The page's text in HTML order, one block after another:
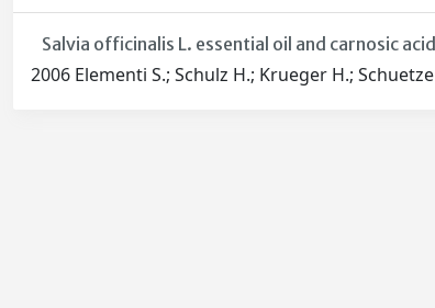
Salvia officinalis L. essential oil and carnosic
2006 Elementi S.; Schulz H.; Krueger H.; Schuetze